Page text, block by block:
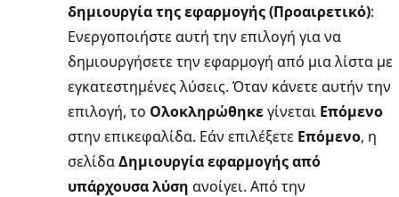
δημιουργία της εφαρμογής (Προαιρετικό):
Ενεργοποιήστε αυτή την επιλογή για να
δημιουργήσετε την εφαρμογή από μια λίστα με
εγκατεστημένες λύσεις. Όταν κάνετε αυτήν την
επιλογή, το Ολοκληρώθηκεγίνεται Επόμενο
στην επικεφαλίδα. Εάν επιλέξετε Επόμενο, η
σελίδαΔημιουργία εφαρμογής από
υπάρχουσα λύση ανοίγει. Από την